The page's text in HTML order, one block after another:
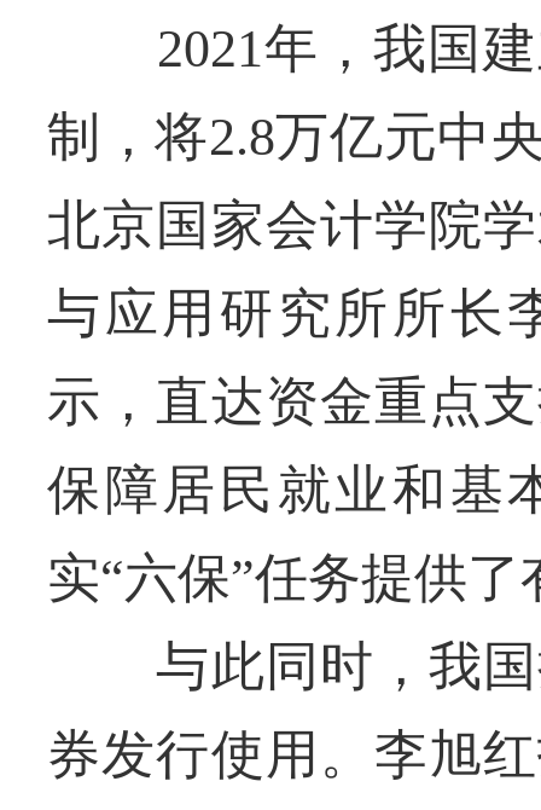
2021年，我国建
制，将2.8万亿元中
北京国家会计学院
与应用研究所所长
示，直达资金重点
保障居民就业和基
实“六保”任务提供
与此同时，我国
券发行使用。李旭